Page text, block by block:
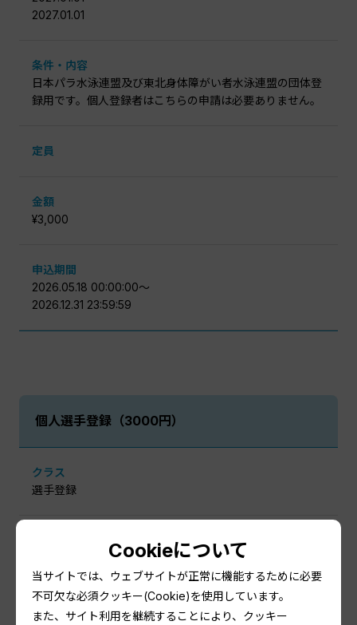
2027.01.01
条件・内容
日本パラ水泳連盟及び東北身体障がい者水泳連盟の団体登
録用です。個人登録者はこちらの申請は必要ありません。
定員
金額
¥3,000
申込期間
2026.05.18 00:00:00〜
2026.12.31 23:59:59
個人選手登録（3000円）
クラス
選手登録
2027.01.01
Cookieについて
当サイトでは、ウェブサイトが正常に機能するために必要
不可欠な必須クッキー(Cookie)を使用しています。
また、サイト利用を継続することにより、クッキー